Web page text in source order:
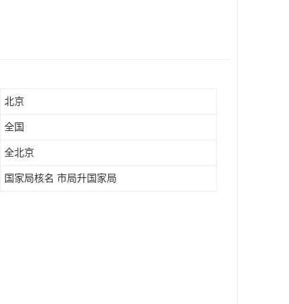
北京
全国
全北京
国家局核名 市局升国家局